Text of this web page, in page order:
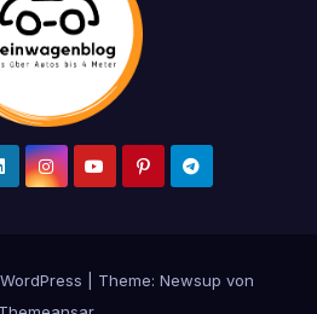
Theme: Newsup von